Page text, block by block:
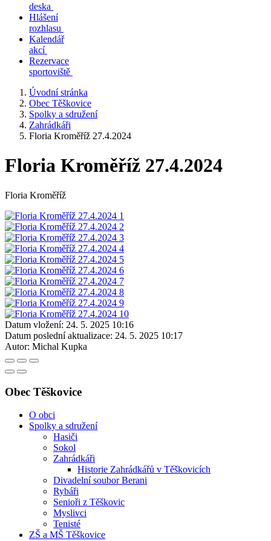
deska
Hlášení
rozhlasu
Kalendář
akcí
Rezervace
sportoviště
Úvodní stránka
Obec Těškovice
Spolky a sdružení
Zahrádkáři
Floria Kroměříž 27.4.2024
Floria Kroměříž 27.4.2024
Floria Kroměříž
Datum vložení: 24. 5. 2025 10:16
Datum poslední aktualizace: 24. 5. 2025 10:17
Autor: Michal Kupka
Obec Těškovice
O obci
Spolky a sdružení
Hasiči
Sokol
Zahrádkáři
Historie Zahrádkářů v Těškovicích
Divadelní soubor Berani
Rybáři
Senioři z Těškovic
Myslivci
Tenisté
ZŠ a MŠ Těškovice